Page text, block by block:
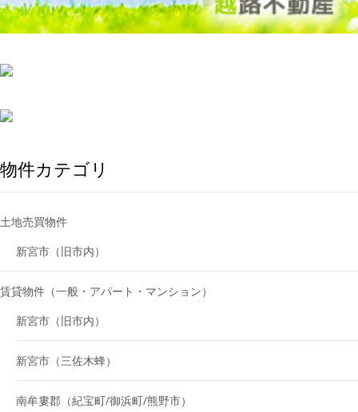
物件カテゴリ
土地売買物件
新宮市（旧市内）
賃貸物件（一般・アパート・マンション）
新宮市（旧市内）
新宮市（三佐木蜂）
南牟婁郡（紀宝町/御浜町/熊野市）